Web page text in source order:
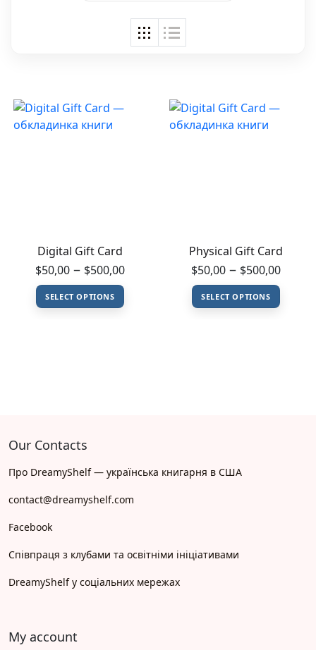
Digital Gift Card
$50,00 – $500,00Price range: $50,00 through
SELECT OPTIONSThis product has multiple variants. The
Physical Gift Card
$50,00 – $500,00
SELECT OPTIONS
This product
Our Contacts
Про DreamyShelf — українська книгарня в США
contact@dreamyshelf.com
Facebook
Співпраця з клубами та освітніми ініціативами
DreamyShelf у соціальних мережах
My account